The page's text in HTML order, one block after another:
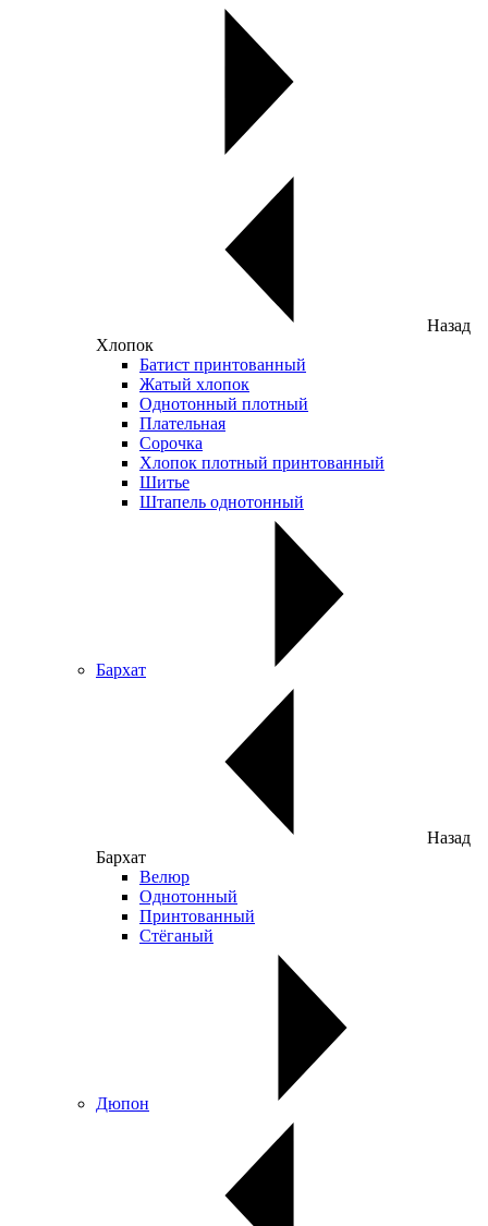
Назад
Хлопок
Батист принтованный
Жатый хлопок
Однотонный плотный
Плательная
Сорочка
Хлопок плотный принтованный
Шитье
Штапель однотонный
Бархат
Назад
Бархат
Велюр
Однотонный
Принтованный
Стёганый
Дюпон